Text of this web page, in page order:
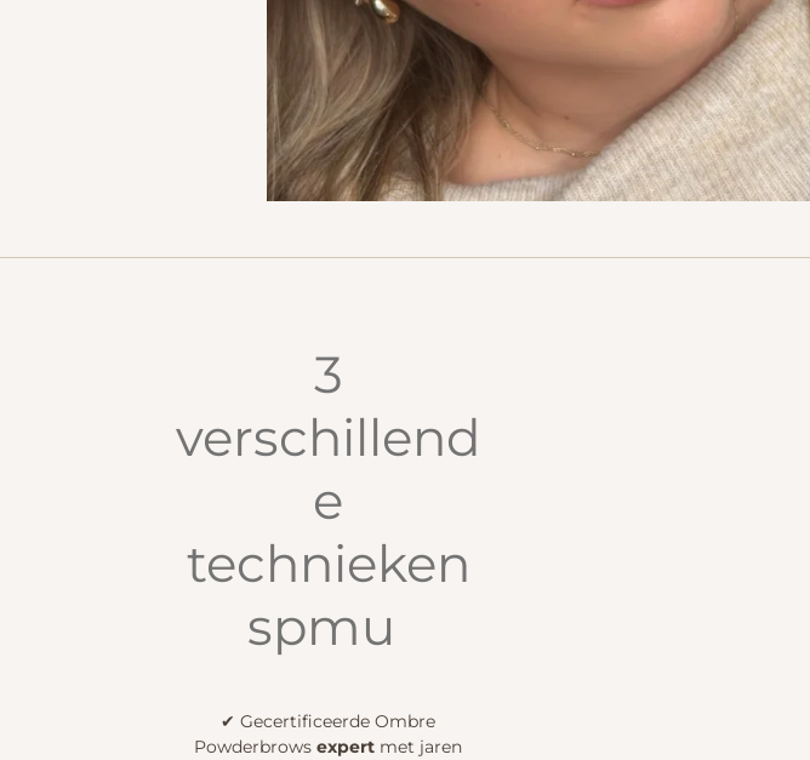
3
verschillend
e
technieken
spmu
✔ Gecertificeerde Ombre
Powderbrowsexpert met jaren